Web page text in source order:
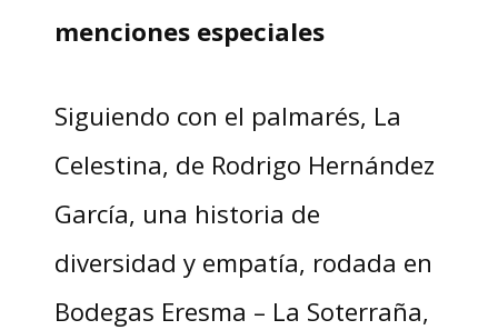
menciones especiales
Siguiendo con el palmarés, La
Celestina, de Rodrigo Hernández
García, una historia de
diversidad y empatía, rodada en
Bodegas Eresma – La Soterraña,